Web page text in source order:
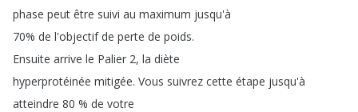
phase peut être suivi au maximum jusqu'à
70% de l'objectif de perte de poids.
Ensuite arrive le Palier 2, la diète
hyperprotéinée mitigée. Vous suivrez cette étape jusqu'à
atteindre 80 % de votre